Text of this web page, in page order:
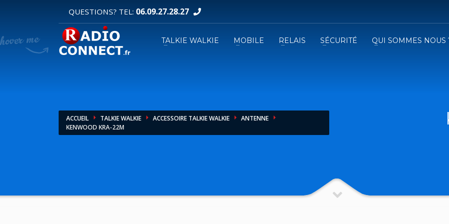
DEMANDE DE DEVIS
1 Sélectionnez vos produits.
QUESTIONS? TEL: 06.09.27.28.27
TALKIE WALKIE MOBILE RELAIS SÉCURITÉ QUI SOMMES NOUS
ACCUEIL TALKIE WALKIE ACCESSOIRE TALKIE WALKIE
ANTENNE
KENWOOD KRA-22M